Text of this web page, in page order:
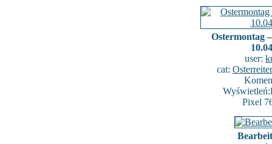
Ostermontag
user:
cat:
Pixel